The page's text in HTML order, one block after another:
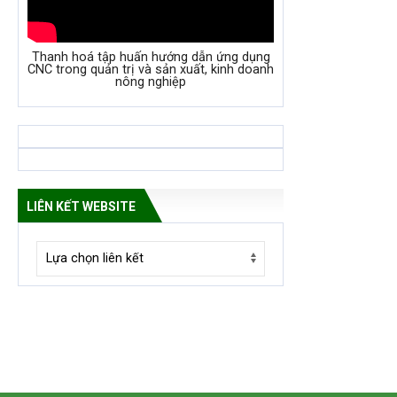
Thanh hoá tập huấn hướng dẫn ứng dụng
CNC trong quản trị và sản xuất, kinh doanh
nông nghiệp
LIÊN KẾT WEBSITE